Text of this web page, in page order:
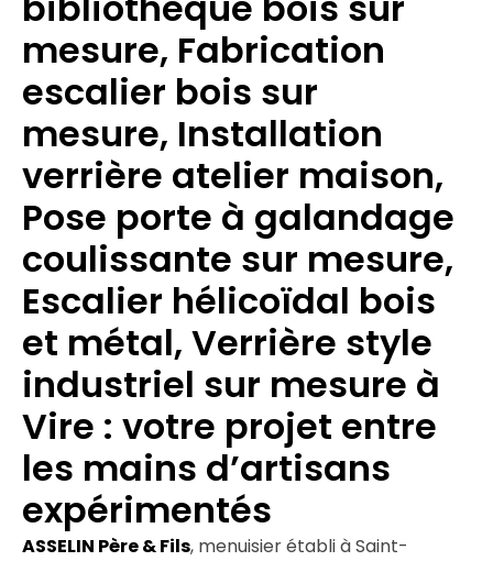
mesure, Fabrication
escalier bois sur
mesure, Installation
verrière atelier maison,
Pose porte à galandage
coulissante sur mesure,
Escalier hélicoïdal bois
et métal, Verrière style
industriel sur mesure à
Vire : votre projet entre
les mains d’artisans
expérimentés
ASSELIN Père & Fils, menuisier établi à Saint-